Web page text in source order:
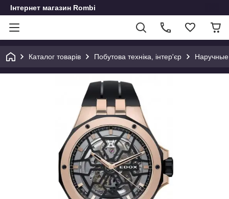
Інтернет магазин Rombi
Каталог товарів Побутова техніка, інтер'єр